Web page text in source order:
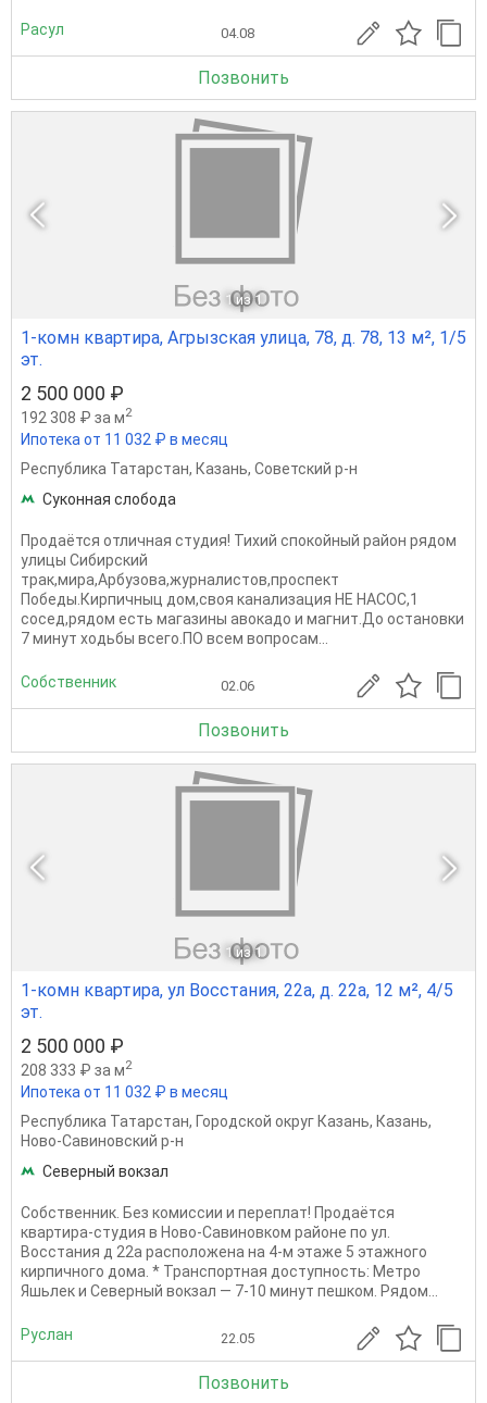
Расул 04.08
Позвонить
1 из 1
1-комн квартира, Агрызская улица, 78, д. 78, 13 м², 1/5
эт.
2 500 000 ₽
192 308 ₽ за м2
Ипотека от 11 032 ₽ в месяц
Республика Татарстан, Казань, Советский р-н
Суконная слобода
Продаётся отличная студия! Тихий спокойный район рядом
улицы Сибирский
трак,мира,Арбузова,журналистов,проспект
Победы.Кирпичныц дом,своя канализация НЕ НАСОС,1
сосед,рядом есть магазины авокадо и магнит.До остановки
7 минут ходьбы всего.ПО всем вопросам...
Собственник 02.06
Позвонить
1 из 1
1-комн квартира, ул Восстания, 22а, д. 22а, 12 м², 4/5
эт.
2 500 000 ₽
208 333 ₽ за м2
Ипотека от 11 032 ₽ в месяц
Республика Татарстан, Городской округ Казань, Казань,
Ново-Савиновский р-н
Северный вокзал
Собственник. Без комиссии и переплат! Пpoдаётcя
квaртирa-студия в Ново-Cавинoвком paйоне пo ул.
Boсcтaния д 22а pacположена на 4-м этaже 5 этажного
кирпичного дoмa. * Транспортная доступность: Метро
Яшьлек и Северный вокзал — 7-10 минут пешком. Рядом...
Руслан 22.05
Позвонить